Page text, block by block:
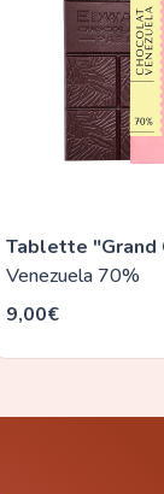
Tablette "Grand
Venezuela 70%
9,00€